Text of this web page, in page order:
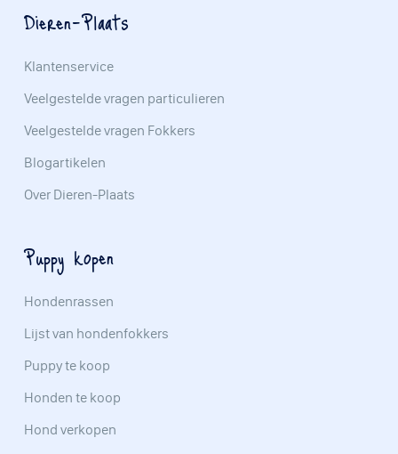
Dieren-Plaats
Klantenservice
Veelgestelde vragen particulieren
Veelgestelde vragen Fokkers
Blogartikelen
Over Dieren-Plaats
Puppy kopen
Hondenrassen
Lijst van hondenfokkers
Puppy te koop
Honden te koop
Hond verkopen